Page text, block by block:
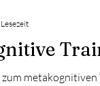
zum